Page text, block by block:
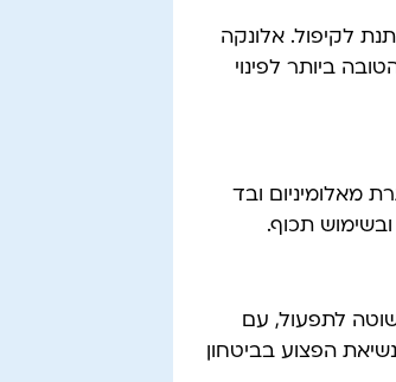
לקיפול. אלונקה
ביותר לפינוי
מאלומיניום ובד
תכוף.
לתפעול, עם
הפצוע בביטחון